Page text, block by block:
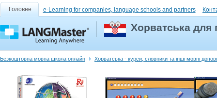
Головне e-Learning for companies, language schools and partners
Хорватська для
Безкоштовна мовна школа онлайн Хорватська - курси, словники та інші мовні